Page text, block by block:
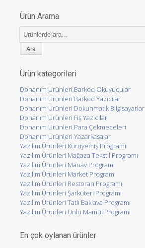
Ürün Arama
Ara:
Ürün kategorileri
Donanım Ürünleri Barkod Okuyucular
Donanım Ürünleri Barkod Yazıcılar
Donanım Ürünleri Dokunmatik Bilgisayarlar
Donanım Ürünleri Fiş Yazıcılar
Donanım Ürünleri Para Çekmeceleri
Donanım Ürünleri Yazarkasalar
Yazılım Ürünleri Kuruyemiş Programı
Yazılım Ürünleri Mağaza Tekstil Programı
Yazılım Ürünleri Manav Programı
Yazılım Ürünleri Market Programı
Yazılım Ürünleri Restoran Programı
Yazılım Ürünleri Şarküteri Programı
Yazılım Ürünleri Tatlı Baklava Programı
Yazılım Ürünleri Unlu Mamül Programı
En çok oylanan ürünler